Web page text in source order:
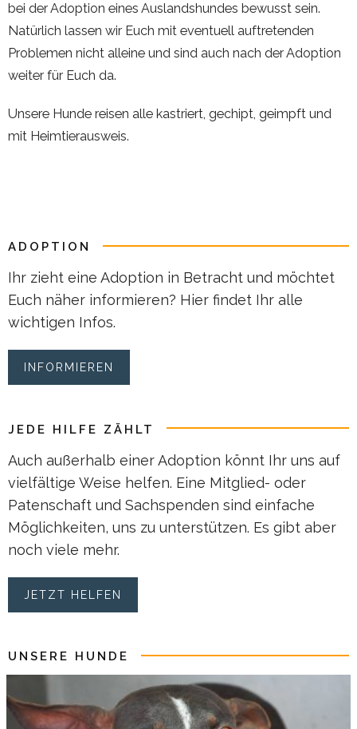
bei der Adoption eines Auslandshundes bewusst sein.
Natürlich lassen wir Euch mit eventuell auftretenden
Problemen nicht alleine und sind auch nach der Adoption
weiter für Euch da.
Unsere Hunde reisen alle kastriert, gechipt, geimpft und
mit Heimtierausweis.
ADOPTION
Ihr zieht eine Adoption in Betracht und möchtet
Euch näher informieren? Hier findet Ihr alle
wichtigen Infos.
INFORMIEREN
JEDE HILFE ZÄHLT
Auch außerhalb einer Adoption könnt Ihr uns auf
vielfältige Weise helfen. Eine Mitglied- oder
Patenschaft und Sachspenden sind einfache
Möglichkeiten, uns zu unterstützen. Es gibt aber
noch viele mehr.
JETZT HELFEN
UNSERE HUNDE